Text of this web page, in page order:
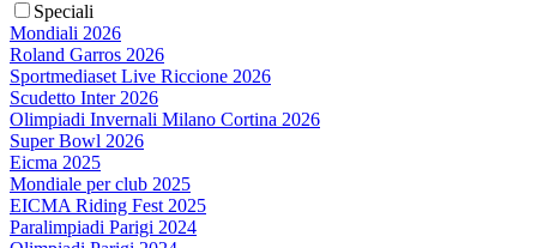
Speciali
Mondiali 2026
Roland Garros 2026
Sportmediaset Live Riccione 2026
Scudetto Inter 2026
Olimpiadi Invernali Milano Cortina 2026
Super Bowl 2026
Eicma 2025
Mondiale per club 2025
EICMA Riding Fest 2025
Paralimpiadi Parigi 2024